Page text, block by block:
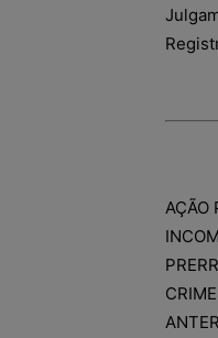
AÇÃO